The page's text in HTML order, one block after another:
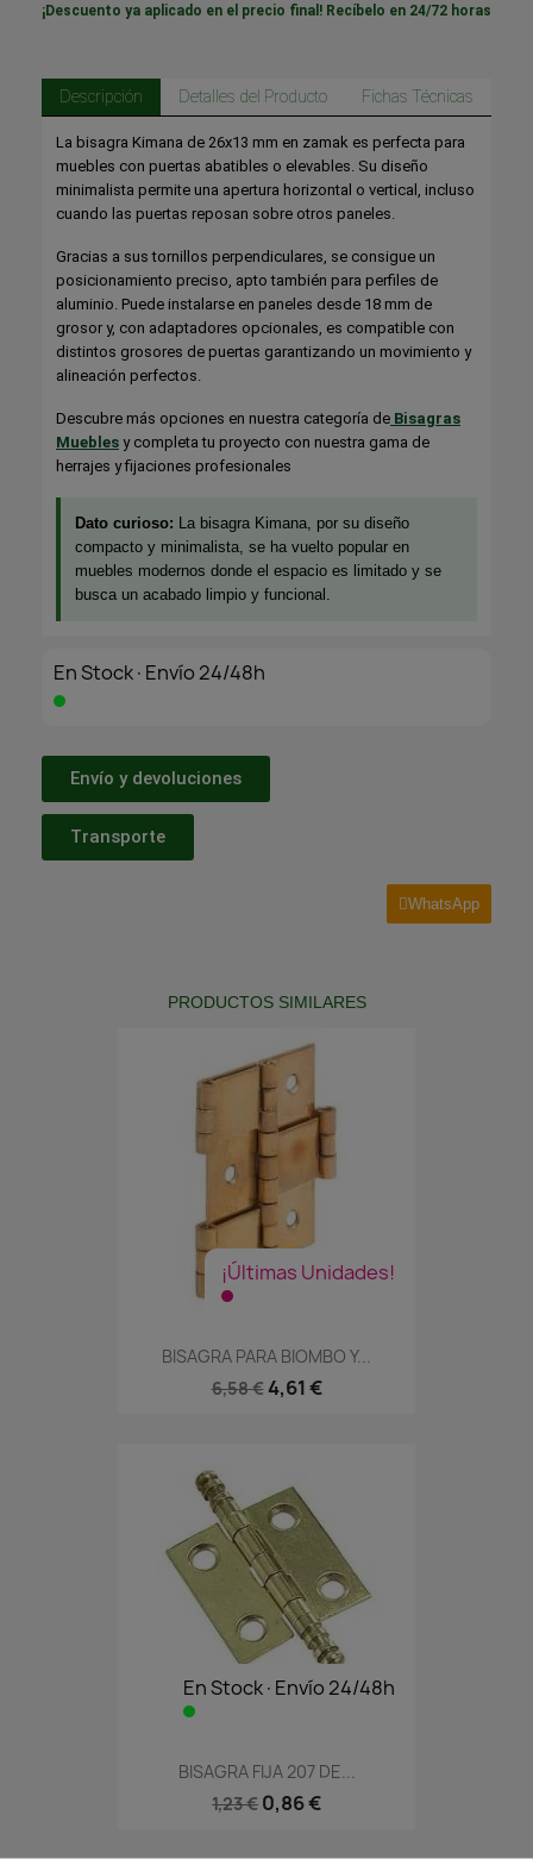
¡Descuento ya aplicado en el precio final! Recíbelo en 24/72 horas
Descripción Detalles del Producto Fichas Técnicas
La bisagra Kimana de 26x13 mm en zamak es perfecta para
muebles con puertas abatibles o elevables. Su diseño
minimalista permite una apertura horizontal o vertical, incluso
cuando las puertas reposan sobre otros paneles.
Gracias a sus tornillos perpendiculares, se consigue un
posicionamiento preciso, apto también para perfiles de
aluminio. Puede instalarse en paneles desde 18 mm de
grosor y, con adaptadores opcionales, es compatible con
distintos grosores de puertas garantizando un movimiento y
alineación perfectos.
Descubre más opciones en nuestra categoría de Bisagras
Muebles y completa tu proyecto con nuestra gama de
herrajes y fijaciones profesionales
Dato curioso: La bisagra Kimana, por su diseño
compacto y minimalista, se ha vuelto popular en
muebles modernos donde el espacio es limitado y se
busca un acabado limpio y funcional.
En Stock·Envío 24/48h
Envío y devoluciones
Transporte
WhatsApp
PRODUCTOS SIMILARES
¡Últimas Unidades!
BISAGRA PARA BIOMBO Y...
6,58 € 4,61 €
En Stock·Envío 24/48h
BISAGRA FIJA 207 DE...
1,23 € 0,86 €